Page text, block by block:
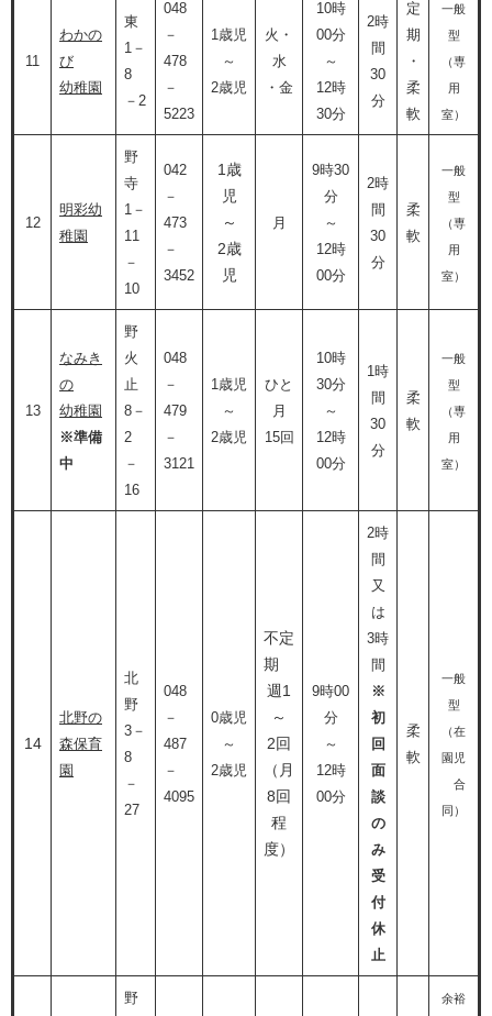
11
わかの
び
幼稚園
東
1－
8
－2
048
－
478
－
5223
1歳児
～​
2歳児
火・
水
・金
10時
00分
～
12時
30分
2時
間
30
分
定
期
・
柔
軟
一般
型
（専
用
室）
12
明彩幼
稚園
野
寺
1－
11
－
10
042
－
473
－
3452
1歳
児
～
2歳
児​
月
9時30
分
～
12時
00分
2時
間
30
分
柔
軟
一般
型
（専
用
室）
13
なみき
の
幼稚園
※準備
中
野
火
止
8－
2
－
16
048
－
479
－
3121
1歳児
～
2歳児
ひと
月
15回
10時
30分
～
12時
00分
1時
間
30
分
柔
軟
一般
型
（専
用
室）
14
北野の
森保育
園
北
野
3－
8
－
27
048
－
487
－
4095
0歳児
～
2歳児
不定
期
週1
～
2回
（月
8回
程
度）​
9時00
分
～
12時
00分
2時
間
又
は
3時
間
※
初
回
面
談
の
み
受
付
休
止
柔
軟
一般
型
（在
園児
合
同）
野
余裕